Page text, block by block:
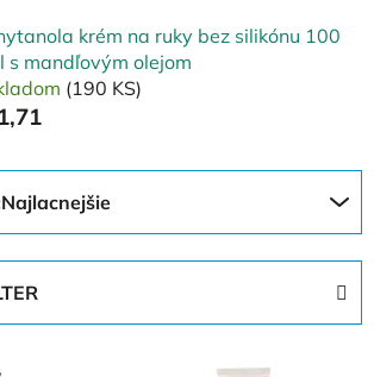
krém na ruky bez silikónu 100
s mandľovým olejom
(190 KS)
Najlacnejšie